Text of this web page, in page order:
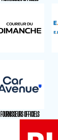
FOURNISSEURS OFFICIELS